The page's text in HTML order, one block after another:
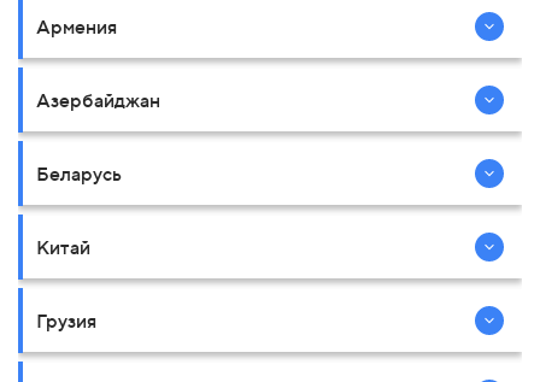
Армения
Азербайджан
Беларусь
Китай
Грузия